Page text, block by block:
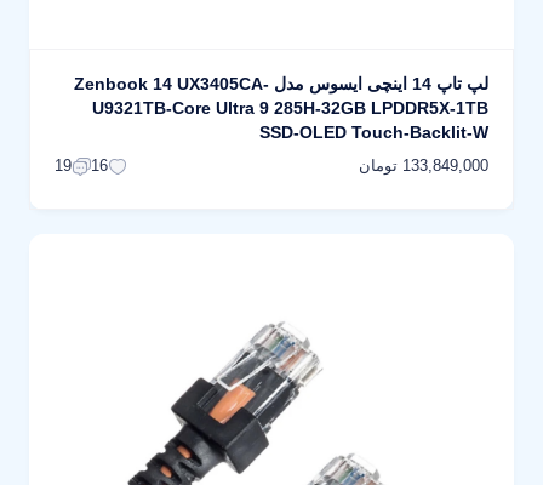
لپ تاپ 14 اینچی ایسوس مدل Zenbook 14 UX3405CA-
U9321TB-Core Ultra 9 285H-32GB LPDDR5X-1TB
SSD-OLED Touch-Backlit-W
133,849,000 تومان 16
19